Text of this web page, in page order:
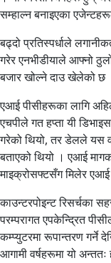
सम्हाल्न बनाइएका
बढ्दो प्रतिस्पर्धाले
गरेर एनभीडीयाले आफ्नो
बजार खोल्ने दाउ खेलेको छ
एआई पीसीहरूका लागि
एचपीले गत हप्ता यी
गरेको थियो, तर डेलले यस
बताएको थियो । एआई
माइक्रोसफ्टसँग मिलेर
काउन्टरपोइन्ट रिसर्चका
परम्परागत एपकेन्द्रित
कम्प्युटरमा रूपान्तरण गर्ने
आगामी वर्षहरूमा यो